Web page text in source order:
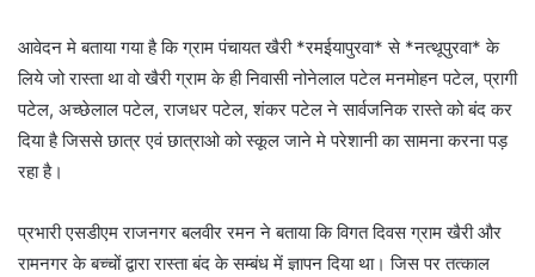
आवेदन मे बताया गया है कि ग्राम पंचायत खैरी *रमईयापुरवा* से *नत्थूपुरवा* के
लिये जो रास्ता था वो खैरी ग्राम के ही निवासी नोनेलाल पटेल मनमोहन पटेल, प्रागी
पटेल, अच्छेलाल पटेल, राजधर पटेल, शंकर पटेल ने सार्वजनिक रास्ते को बंद कर
दिया है जिससे छात्र एवं छात्राओ को स्कूल जाने मे परेशानी का सामना करना पड़
रहा है।
प्रभारी एसडीएम राजनगर बलवीर रमन ने बताया कि विगत दिवस ग्राम खैरी और
रामनगर के बच्चों द्वारा रास्ता बंद के सम्बंध में ज्ञापन दिया था। जिस पर तत्काल